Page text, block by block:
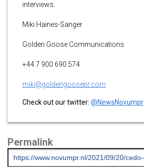
interviews:
Miki Haines-Sanger
Golden Goose Communications
+44 7 900 690 574
miki@goldengoosepr.com
Check out our twitter: @NewsNovumpr
Permalink